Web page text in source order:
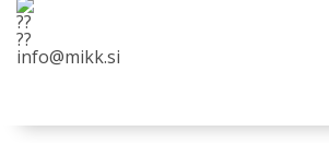
info@mikk.si